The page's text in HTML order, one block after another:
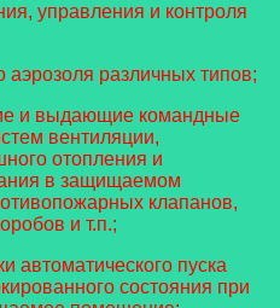
управления и контроля
аэрозоля различных типов;
и выдающие командные
вентиляции,
отопления и
в защищаемом
клапанов,
и т.п.;
автоматического пуска
состояния при